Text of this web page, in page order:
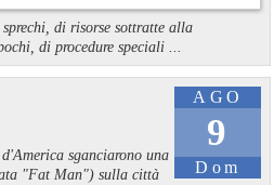
di risorse sottratte alla
di procedure speciali ...
AGO
9
Dom
sganciarono una
"Fat Man") sulla città